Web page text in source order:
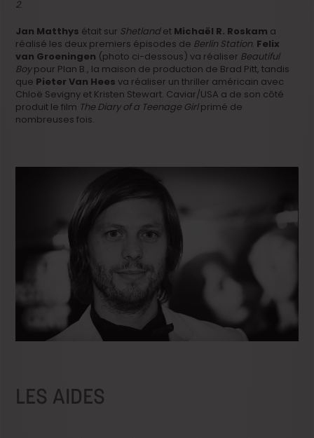
2.
Jan Matthys était sur Shetlandet Michaël R. Roskam a
réalisé les deux premiers épisodes de Berlin Station. Felix
van Groeningen (photo ci-dessous) va réaliser Beautiful
Boypour Plan B., la maison de production de Brad Pitt, tandis
que Pieter Van Hees va réaliser un thriller américain avec
Chloë Sevigny et Kristen Stewart. Caviar/USA a de son côté
produit le film The Diary of a Teenage Girlprimé de
nombreuses fois.
LES AIDES